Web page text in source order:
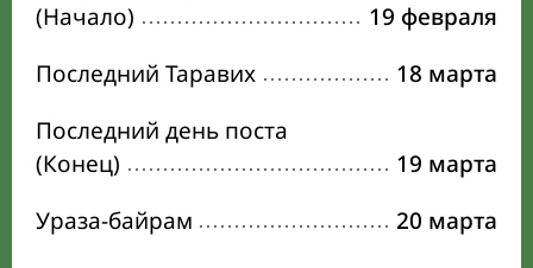
(Начало)
19 февраля
Последний Таравих
18 марта
Последний день поста
(Конец)
19 марта
Ураза-байрам
20 марта